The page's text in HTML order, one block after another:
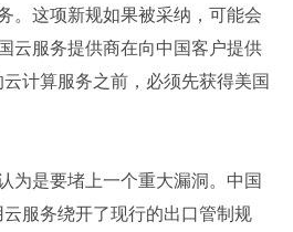
。这项新规如果被采纳，可能会
云服务提供商在向中国客户提供
计算服务之前，必须先获得美国
为是要堵上一个重大漏洞。中国
服务绕开了现行的出口管制规